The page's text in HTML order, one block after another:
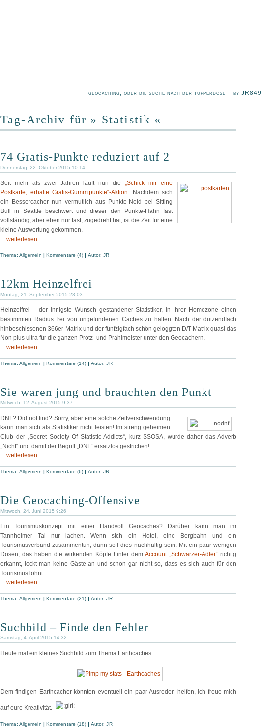
geocaching, oder die suche nach der tupperdose – by JR849
Tag-Archiv für » Statistik «
74 Gratis-Punkte reduziert auf 2
Donnerstag, 22. Oktober 2015 10:14
Seit mehr als zwei Jahren läuft nun die „Schick mir eine
Postkarte, erhalte Gratis-Gummipunkte“-Aktion. Nachdem sich
ein Bessercacher nun vermutlich aus Punkte-Neid bei Sitting
Bull in Seattle beschwert und dieser den Punkte-Hahn fast
vollständig, aber eben nur fast, zugedreht hat, ist die Zeit für eine
kleine Auswertung gekommen.
…weiterlesen
Thema: Allgemein | Kommentare (4) | Autor:JR
12km Heinzelfrei
Montag, 21. September 2015 23:03
Heinzelfrei – der innigste Wunsch gestandener Statistiker, in ihrer Homezone einen
bestimmten Radius frei von ungefundenen Caches zu halten. Nach der dutzendfach
hinbeschissenen 366er-Matrix und der fünfzigfach schön geloggten D/T-Matrix quasi das
Non plus ultra für die ganzen Protz- und Prahlmeister unter den Geocachern.
…weiterlesen
Thema: Allgemein | Kommentare (14) | Autor:JR
Sie waren jung und brauchten den Punkt
Mittwoch, 12. August 2015 9:37
DNF? Did not find? Sorry, aber eine solche Zeitverschwendung
kann man sich als Statistiker nicht leisten! Im streng geheimen
Club der „Secret Society Of Statistic Addicts“, kurz SSOSA, wurde daher das Adverb
„Nicht“ und damit der Begriff „DNF“ ersatzlos gestrichen!
…weiterlesen
Thema: Allgemein | Kommentare (6) | Autor:JR
Die Geocaching-Offensive
Mittwoch, 24. Juni 2015 9:26
Ein Tourismuskonzept mit einer Handvoll Geocaches? Darüber kann man im
Tannheimer Tal nur lachen. Wenn sich ein Hotel, eine Bergbahn und ein
Tourismusverband zusammentun, dann soll dies nachhaltig sein. Mit ein paar wenigen
Dosen, das haben die wirkenden Köpfe hinter dem Account „Schwarzer-Adler“ richtig
erkannt, lockt man keine Gäste an und schon gar nicht so, dass es sich auch für den
Tourismus lohnt.
…weiterlesen
Thema: Allgemein | Kommentare (21) | Autor:JR
Suchbild – Finde den Fehler
Samstag, 4. April 2015 14:32
Heute mal ein kleines Suchbild zum Thema Earthcaches:
Dem findigen Earthcacher könnten eventuell ein paar Ausreden helfen, ich freue mich
auf eure Kreativität.
Thema: Allgemein | Kommentare (18) | Autor:JR